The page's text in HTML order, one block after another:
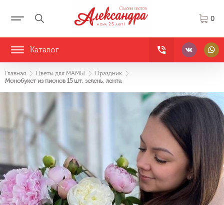
0
Каталог
Главная Цветы для МАМЫ
Праздник
Монобукет из пионов 15 шт, зелень, лента